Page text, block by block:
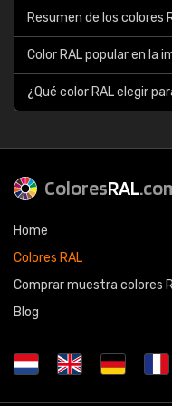
Resumen de los colores
Color RAL popular en la
¿Qué color RAL elegir
ColoresRAL
Home
Colores RAL
Comprar muestra colores
Blog